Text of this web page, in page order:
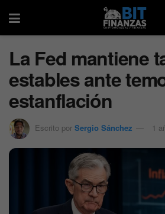
La Fed mantiene
estables ante
estanflación
Escrito por Sergio Sánchez 1